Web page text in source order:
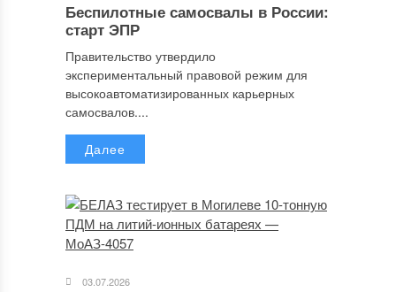
Беспилотные самосвалы в России:
старт ЭПР
Правительство утвердило
экспериментальный правовой режим для
высокоавтоматизированных карьерных
самосвалов....
Далее
03.07.2026